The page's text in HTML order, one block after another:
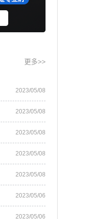
更多>>
2023/05/08
2023/05/08
2023/05/08
2023/05/08
2023/05/08
2023/05/06
2023/05/06